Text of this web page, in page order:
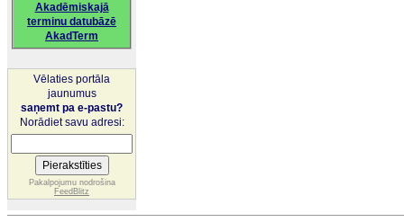
Akadēmiskajā
terminu datubāzē
AkadTerm
Vēlaties portāla
jaunumus
saņemt pa e-pastu?
Norādiet savu adresi:
Pakalpojumu nodrošina
FeedBlitz